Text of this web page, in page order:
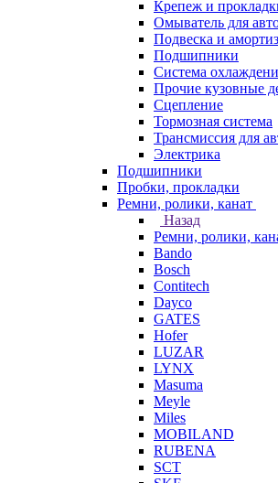
Крепеж и
Омыватель для
Подвеска и
Подшипники
Система
Прочие кузовные
Сцепление
Тормозная система
Трансмиссия для
Электрика
Подшипники
Пробки, прокладки
Ремни, ролики, канат
Назад
Ремни, ролики,
Bando
Bosch
Contitech
Dayco
GATES
Hofer
LUZAR
LYNX
Masuma
Meyle
Miles
MOBILAND
RUBENA
SCT